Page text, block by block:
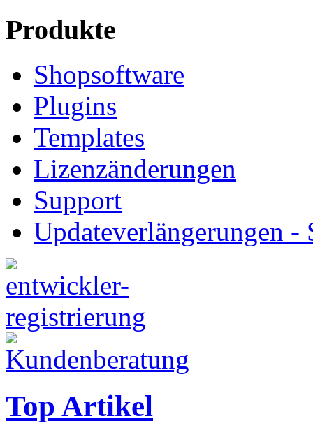
Produkte
Shopsoftware
Plugins
Templates
Lizenzänderungen
Support
Updateverlängerungen -
Top Artikel